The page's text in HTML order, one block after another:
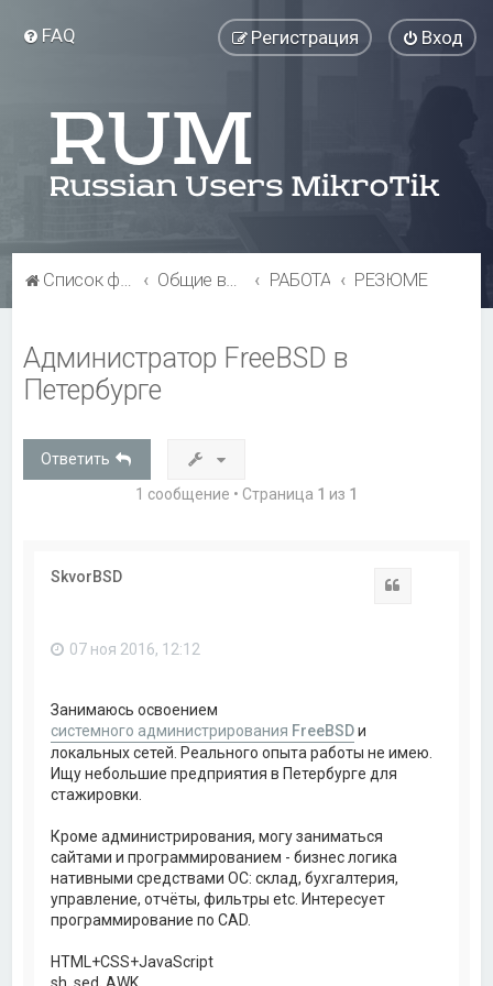
FAQ Вход
Регистрация
Список форумов Общие вопросы РАБОТА РЕЗЮМЕ
Администратор FreeBSD в
Петербурге
Ответить
1 сообщение • Страница 1 из 1
SkvorBSD
07 ноя 2016, 12:12
Занимаюсь освоением
системного администрирования FreeBSDи
локальных сетей. Реального опыта работы не имею.
Ищу небольшие предприятия в Петербурге для
стажировки.
Кроме администрирования, могу заниматься
сайтами и программированием - бизнес логика
нативными средствами ОС: склад, бухгалтерия,
управление, отчёты, фильтры etc. Интересует
программирование по CAD.
HTML+CSS+JavaScript